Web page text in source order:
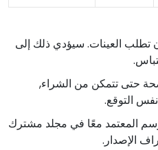
العينات. سيؤدي ذلك إلى
حتى تتمكن من الشراء,
المعتمد معًا في مجلد مشترك
الإصدار.